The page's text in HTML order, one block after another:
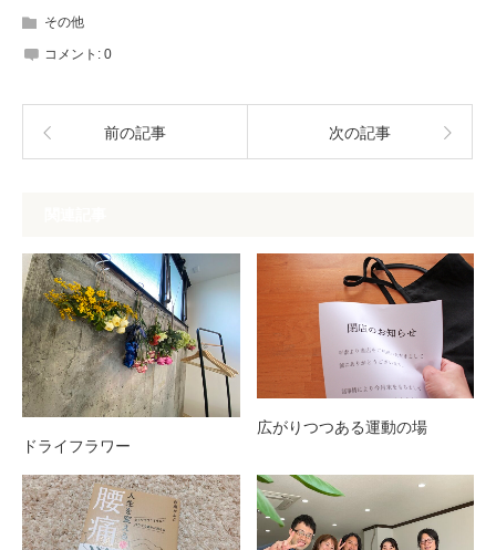
その他
コメント: 0
前の記事 次の記事
ドライフラワー
広がりつつある運動の場